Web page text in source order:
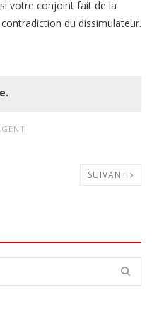
votre conjoint fait de la
du dissimulateur.
SUIVANT